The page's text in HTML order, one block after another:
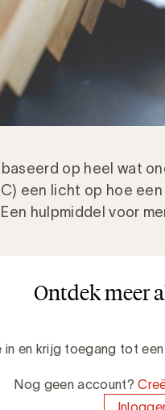
op heel wat
een licht op hoe
hulpmiddel voor
Ontdek meer
in en krijg toegang tot
Nog geen account?